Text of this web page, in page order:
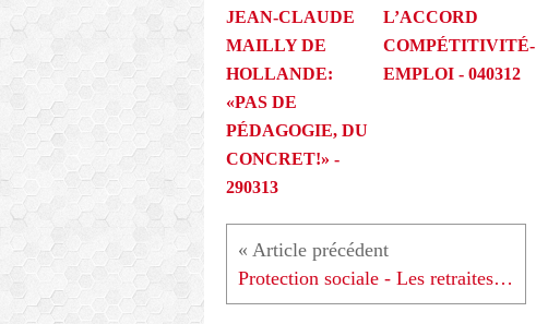
JEAN-CLAUDE
MAILLY DE
HOLLANDE:
«PAS DE
PÉDAGOGIE, DU
CONCRET!» -
290313
L’ACCORD
COMPÉTITIVITÉ-
EMPLOI - 040312
Protection sociale - Les retraites (Fiche 6) - 140210